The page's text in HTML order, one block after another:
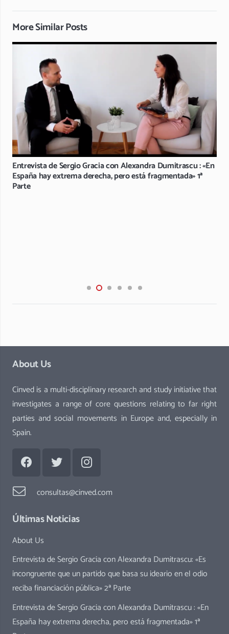
More Similar Posts
Entrevista de Sergio Gracia con Alexandra Dumitrascu : «En
España hay extrema derecha, pero está fragmentada» 1ª
Parte
About Us
Cinved is a multi-disciplinary research and study initiative that
investigates a range of core questions relating to far right
parties and social movements in Europe and, especially in
Spain.
consultas@cinved.com
Últimas Noticias
About Us
Entrevista de Sergio Gracia con Alexandra Dumitrascu: «Es
incongruente que un partido que basa su ideario en el odio
reciba financiación pública» 2ª Parte
Entrevista de Sergio Gracia con Alexandra Dumitrascu : «En
España hay extrema derecha, pero está fragmentada» 1ª